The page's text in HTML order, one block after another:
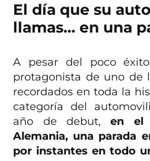
El día que su
llamas… en una
A pesar del poco
protagonista de uno de
recordados en toda la
categoría del
año de debut,en el
Alemania, una parada
por instantes en todo